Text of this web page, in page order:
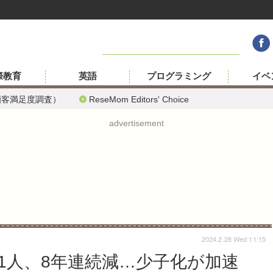
満足度調査） ReseMom Editors' Choice
教育 英語 プログラミング イベ
advertisement
人、8年連続減…少子化が加速
2024.2.28 Wed 11:15